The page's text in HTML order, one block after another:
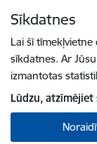
Sīkdatnes
Lai šī
sīkdatnes. Ar
izmantotas
Lūdzu, atzīmējiet